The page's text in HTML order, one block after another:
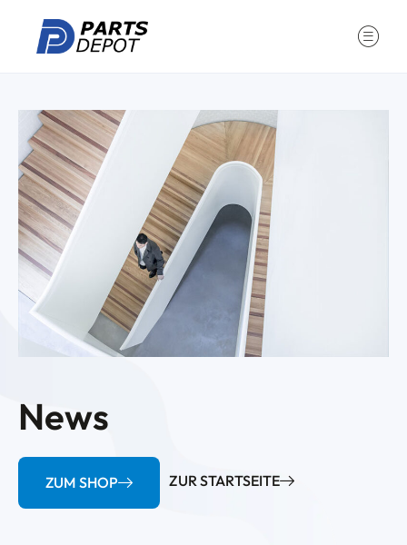
News
ZUM SHOP ZUR STARTSEITE